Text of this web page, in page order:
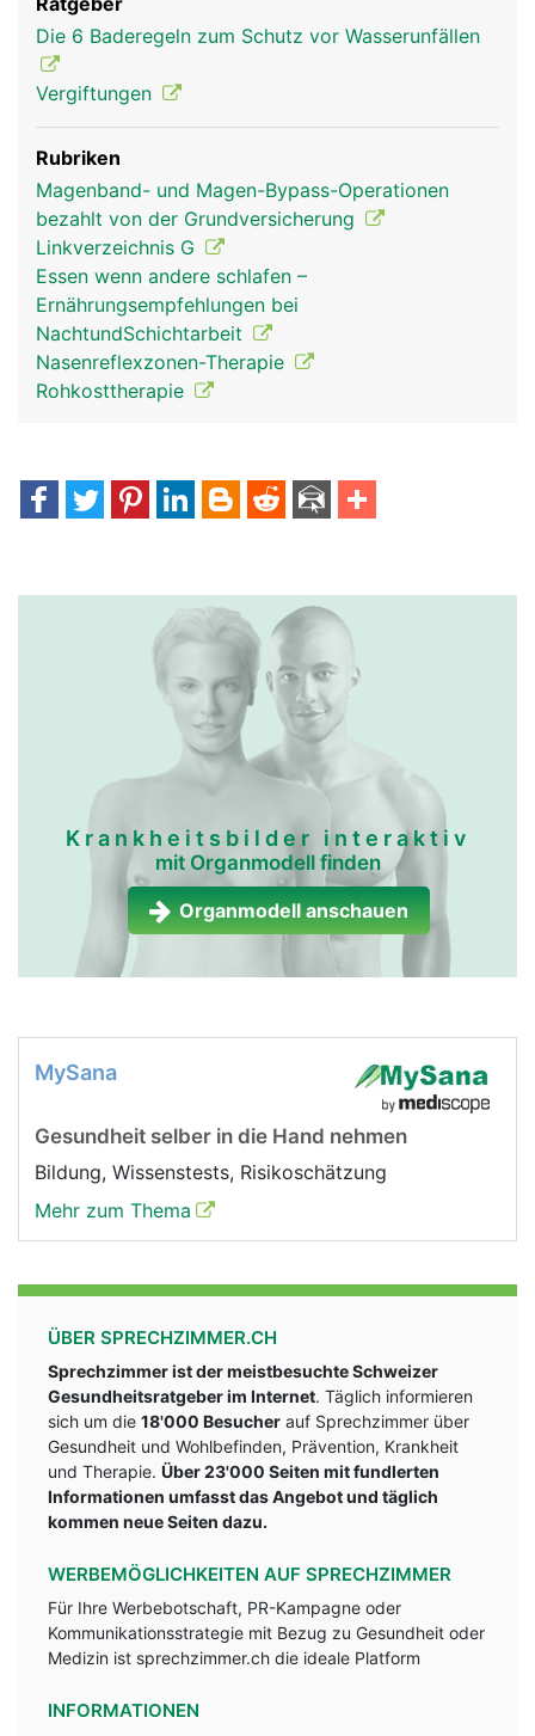
Die 6 Baderegeln zum Schutz vor Wasserunfällen
Vergiftungen
Rubriken
Magenband- und Magen-Bypass-Operationen
bezahlt von der Grundversicherung
Linkverzeichnis G
Essen wenn andere schlafen –
Ernährungsempfehlungen bei
NachtundSchichtarbeit
Nasenreflexzonen-Therapie
Rohkosttherapie
Krankheitsbilder interaktiv
mit Organmodell finden
Organmodell anschauen
MySana
Gesundheit selber in die Hand nehmen
Bildung, Wissenstests, Risikoschätzung
Mehr zum Thema
ÜBER SPRECHZIMMER.CH
Sprechzimmer ist der meistbesuchte Schweizer
Gesundheitsratgeber im Internet. Täglich informieren
sich um die 18'000 Besucher auf Sprechzimmer über
Gesundheit und Wohlbefinden, Prävention, Krankheit
und Therapie. Über 23'000 Seiten mit fundlerten
Informationen umfasst das Angebot und täglich
kommen neue Seiten dazu.
WERBEMÖGLICHKEITEN AUF SPRECHZIMMER
Für Ihre Werbebotschaft, PR-Kampagne oder
Kommunikationsstrategie mit Bezug zu Gesundheit oder
Medizin ist sprechzimmer.ch die ideale Platform
INFORMATIONEN